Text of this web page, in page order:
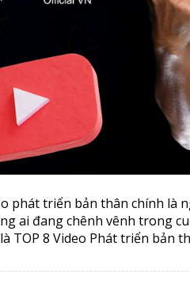
phát triển bản thân chính là
ai đang chênh vênh trong
TOP 8 Video Phát triển bản